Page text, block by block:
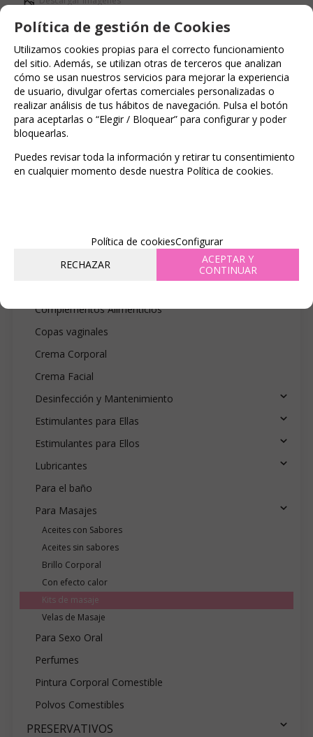
BUSCADOR
CATÁLOGO
Juguetes para Hombres
Juguetes para Mujeres
MODA & LENCERÍA
Complementos Alimenticios
Copas vaginales
Crema Corporal
Crema Facial
Desinfección y Mantenimiento
Estimulantes para Ellas
Estimulantes para Ellos
Lubricantes
Para el baño
Para Masajes
Aceites con Sabores
Aceites sin sabores
Brillo Corporal
Con efecto calor
Kits de masaje
Velas de Masaje
Para Sexo Oral
Perfumes
Pintura Corporal Comestible
Polvos Comestibles
PRESERVATIVOS
Política de gestión de Cookies
Utilizamos cookies propias para el correcto funcionamiento
del sitio. Además, se utilizan otras de terceros que analizan
cómo se usan nuestros servicios para mejorar la experiencia
de usuario, divulgar ofertas comerciales personalizadas o
realizar análisis de tus hábitos de navegación. Pulsa el botón
para aceptarlas o “Elegir / Bloquear” para configurar y poder
bloquearlas.
Puedes revisar toda la información y retirar tu consentimiento
en cualquier momento desde nuestra Política de cookies.
Política de cookiesConfigurar
RECHAZAR
ACEPTAR Y
CONTINUAR